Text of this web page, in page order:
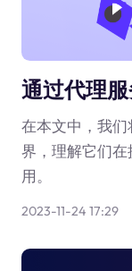
通过代理
在本文中，我
界，理解它们
用。
2023-11-24 17:29